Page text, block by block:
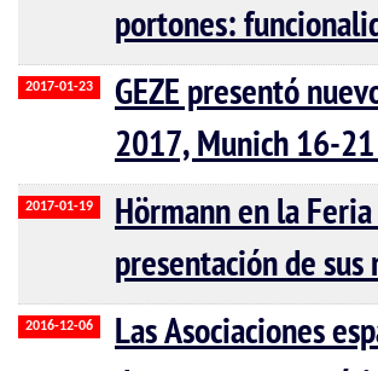
portones:
2017-01-23
GEZE presentó
2017, Munich 16-
2017-01-19
Hörmann en la
presentación de sus
2016-12-06
Las Asociaciones